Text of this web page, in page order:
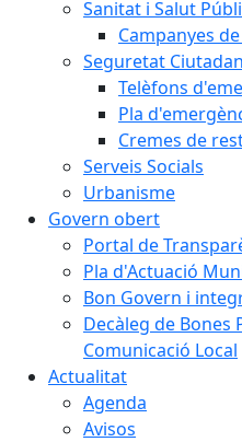
Sanitat i Salut
Campanyes
Seguretat
Telèfons
Pla
Cremes de
Serveis Socials
Urbanisme
Govern obert
Portal de
Pla d'Actuació
Bon Govern i
Decàleg de Bones
Comunicació Local
Actualitat
Agenda
Avisos